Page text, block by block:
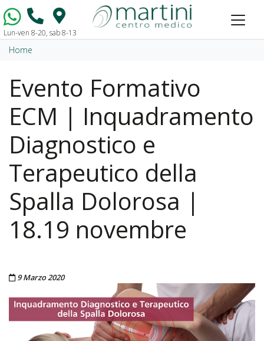
Vai al contenuto
Lun-ven 8-20, sab 8-13
Home
Evento Formativo
ECM | Inquadramento
Diagnostico e
Terapeutico della
Spalla Dolorosa |
18.19 novembre
Pubblicato il
9 Marzo 2020